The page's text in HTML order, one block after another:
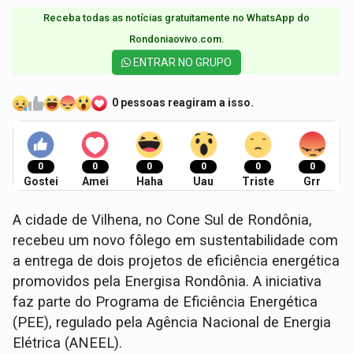
Receba todas as notícias gratuitamente no WhatsApp do
Rondoniaovivo.com.​
ENTRAR NO GRUPO
0 pessoas reagiram a isso.
0
Gostei
0
Amei
0
Haha
0
Uau
0
Triste
0
Grr
A cidade de Vilhena, no Cone Sul de Rondônia,
recebeu um novo fôlego em sustentabilidade com
a entrega de dois projetos de eficiência energética
promovidos pela Energisa Rondônia. A iniciativa
faz parte do Programa de Eficiência Energética
(PEE), regulado pela Agência Nacional de Energia
Elétrica (ANEEL).